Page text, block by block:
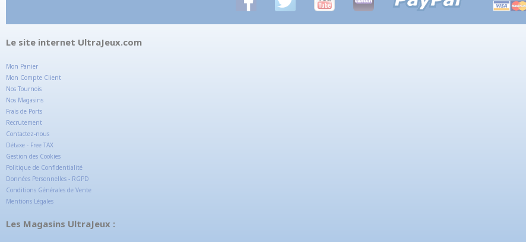
Le site internet UltraJeux.com
Mon Panier
Mon Compte Client
Nos Tournois
Nos Magasins
Frais de Ports
Recrutement
Contactez-nous
Détaxe - Free TAX
Gestion des Cookies
Politique de Confidentialité
Données Personnelles - RGPD
Conditions Générales de Vente
Mentions Légales
Les Magasins UltraJeux :